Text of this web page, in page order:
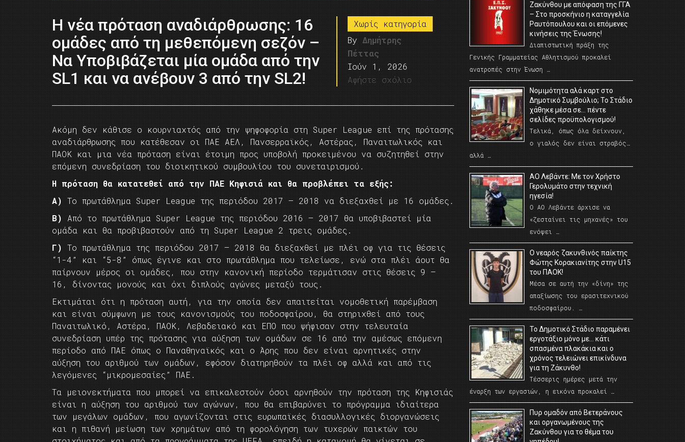
Η νέα πρόταση αναδιάρθρωσης: 16
ομάδες από τη μεθεπόμενη σεζόν –
Να Υποβιβάζεται μία ομάδα από την
SL1 και να ανέβουν 3 από την SL2!
Χωρίς κατηγορία
By Δημήτρης
Πέττας
Ιούν 1, 2026
Αφήστε σχόλιο
Ακόμη δεν κάθισε ο κουρνιαχτός από την ψηφοφορία στη Super League επί της πρότασης
αναδιάρθρωσης που κατέθεσαν οι ΠΑΕ ΑΕΛ, Πανσερραϊκός, Αστέρας, Παναιτωλικός και
ΠΑΟΚ και μια νέα πρόταση είναι έτοιμη προς υποβολή προκειμένου να συζητηθεί στην
επόμενη συνεδρίαση του διοικητικού συμβουλίου του συνεταιρισμού.
Η πρόταση θα κατατεθεί από την ΠΑΕ Κηφισιά και θα προβλέπει τα εξής:
Α) Το πρωτάθλημα Super League της περιόδου 2017 – 2018 να διεξαχθεί με 16 ομάδες.
Β) Από το πρωτάθλημα Super League της περιόδου 2016 – 2017 θα υποβιβαστεί μία
ομάδα και θα προβιβαστούν από τη Super League 2 τρεις ομάδες.
Γ) Το πρωτάθλημα της περιόδου 2017 – 2018 θα διεξαχθεί με πλέι οφ για τις θέσεις
“1-4” και “5-8” όπως έγινε και στο πρωτάθλημα που τελείωσε, ενώ στα πλέι άουτ θα
παίρνουν μέρος οι ομάδες, που στην κανονική περίοδο τερμάτισαν στις θέσεις 9 –
16, δίνοντας μονούς και όχι διπλούς αγώνες μεταξύ τους.
Εκτιμάται ότι η πρόταση αυτή, για την οποία δεν απαιτείται νομοθετική παρέμβαση
και είναι σύμφωνη με τους κανονισμούς του ποδοσφαίρου, θα στηριχθεί από τους
Παναιτωλικό, Αστέρα, ΠΑΟΚ, Λεβαδειακό και ΕΠΟ που ψήφισαν στην τελευταία
συνεδρίαση υπέρ της πρότασης για αύξηση των ομάδων σε 16 από την αμέσως επόμενη
περίοδο από ΠΑΕ όπως ο Παναθηναϊκός και ο Άρης που δεν είναι αρνητικές στην
αύξηση του αριθμού των ομάδων, εφόσον διατηρηθούν τα πλέι οφ αλλά και από τις
λεγόμενες “μικρομεσαίες” ΠΑΕ.
Τα μειονεκτήματα που μπορεί να επικαλεστούν όσοι αρνηθούν την πρόταση της Κηφισιάς
είναι η αύξηση του αριθμού των αγώνων, που θα επιβαρύνει το πρόγραμμα ιδιαίτερα
των μεγάλων ομάδων, που αγωνίζονται στις ευρωπαϊκές διασυλλογικές διοργανώσεις
και η πιθανή μείωση των χρημάτων από τη φορολόγηση των τυχερών παικτών του
Ζακύνθου με απόφαση της ΓΓΑ
– Στο προσκήνιο η καταγγελία
Ραυτόπουλου και οι επόμενες
κινήσεις της Ένωσης!
Διαπιστωτική πράξη της
Γενικής Γραμματείας Αθλητισμού προκαλεί
ανατροπές στην Ένωση …
Νομιμότητα αλά καρτ στο
Δημοτικό Συμβούλιο; Το Στάδιο
χάθηκε μέσα σε… πέντε
σελίδες προϋπολογισμού!
Τελικά, όπως όλα δείχνουν,
ο γιαλός δεν είναι στραβός…
αλλά …
ΑΟ Λεβάντε: Με τον Χρήστο
Γερολυμάτο στην τεχνική
ηγεσία!
Ο ΑΟ Λεβάντε άρχισε να
«ζεσταίνει τις μηχανές» του
ενόψει …
O νεαρός ζακυνθινός παίκτης
Φώτης Κορακιανίτης στην U15
του ΠΑΟΚ!
Μέσα σε αυτή την «δίνη» της
απαξίωσης του ερασιτεχνικού
ποδοσφαίρου. …
Το Δημοτικό Στάδιο παραμένει
εργοτάξιο μόνο με… κάτι
σπασμένα πλακάκια και ο
χρόνος τελειώνει επικίνδυνα
για τη Ζάκυνθο!
Τέσσερις ημέρες μετά την
έναρξη των εργασιών, η εικόνα προκαλεί …
Πυρ ομαδόν από Βετεράνους
και οργανωμένους της
Ζακύνθου για το θέμα του